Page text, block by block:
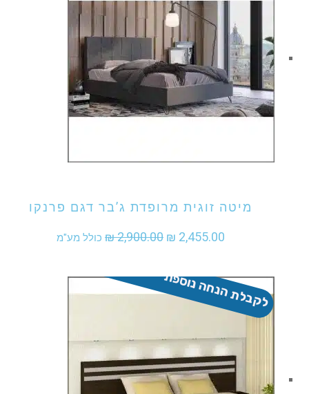
מיטה זוגית מרופדת ג’בר דגם פרנקו
₪2,900.00
המחיר
היה:
₪ 2,455.00
המחיר
כולל מע"מ
לקבלת הנחה נוספת - התקשר